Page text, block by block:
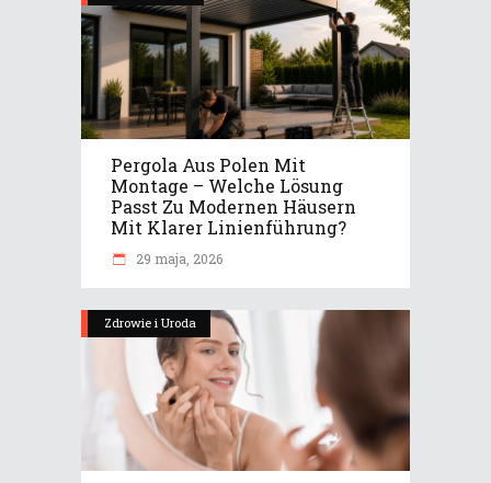
Pergola Aus Polen Mit
Montage – Welche Lösung
Passt Zu Modernen Häusern
Mit Klarer Linienführung?
29 maja, 2026
Zdrowie i Uroda